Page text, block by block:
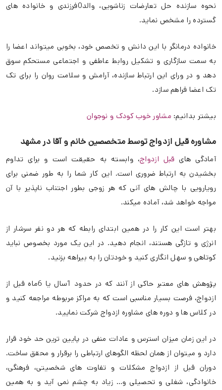
نحوه سازنده حل تعارضات زناشویی، والد0فرزندی و خانواده های
گسترده را مشخص نماید.
خانواده درمانگر با این دانش و تخصص خود، بخوبی میتواند اعضا را
به سمت سازگاری و تشکیل روابط عاطفی و اجتماعی مستحکم سوق
دهد و در ورای این ارتباط سازنده، آرامش و سلامت روان را برای تک
تک اعضا فراهم سازد.
بیشتر بدانیم: مشاور خوب کودک و نوجوان
مشاوره قیل ازدواج توسط متخصصین خانم و آقا در مشهد
آمادگی های قبل ازدواج، وابسته به حقیقت است و برای تداوم
بخشیدن به ارتباط ضروری است. این کار شما را به طور ضمنی برای
رویارویی با چالش های آنی که هر زوجی بطور اجتناب ناپذیر با آن
مواجه خواهد شد، آماده میکند.
بهتر است این کار را در همین ابتدای رابطه که هر دو نفر سرشار از
انرژی و تازگی هستند، انجام دهید. در این یک مورد بخصوص نباید
کوتاهی و سهل انگاری کنید و خودتان را به بیراهه بزنید.
پژوهش های معتبر حاکی از آنند که در حدود 1سال یا 6ماه قبل از
ازدواج، فرصت بسیار مناسبی است که به مراکز مربوطه مراجعه کنید و
در کلاس ها و دوره های مشاوره ازدواج شرکت نمایید.
در این زمان میزان استرس و عادات منفی در پایین ترین حد خود قرار
دارد و میتوان از همان لحظه الگوهای ارتباطی را برقرار و محقق ساخت.
دوران قبل از ازدواج مشکلات و تفاوت های شخصیتی، فرهنگی،
خانوادگی، شغلی و تحصیلی و… زیاد به چشم نمی آید و به همین